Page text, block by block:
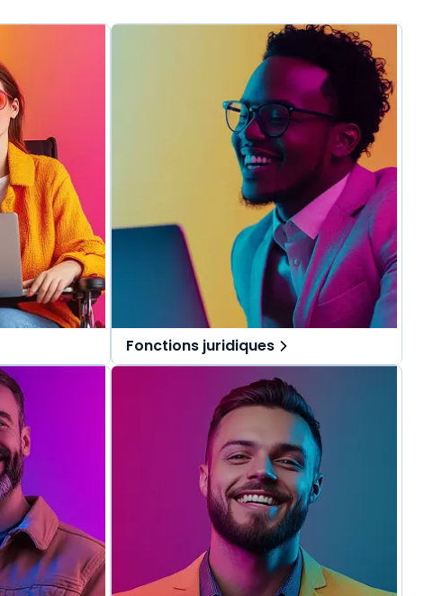
repérer dans
Fonctions juridiques
Des solutions tout-en-un, spécialement
pensées pour les fonctions juridiques.
Une offre globale pour vous repérer dans
vos missions au quotidien.